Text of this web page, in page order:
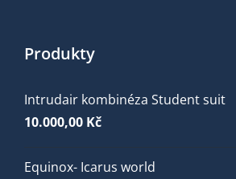
Produkty
Intrudair kombinéza Student suit
10.000,00 Kč
Equinox- Icarus world